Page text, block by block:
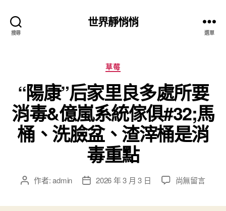
搜尋
世界靜悄悄
選單
分
類
草莓
“陽康”后家里良多處所要
消毒&億嵐系統傢俱#32;馬
桶、洗臉盆、渣滓桶是消
毒重點
文 作者:admin
文 2026 年 3 月 3 日
在
尚無留言